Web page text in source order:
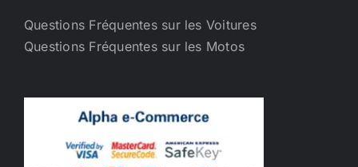
Questions Fréquentes sur les Voitures
Questions Fréquentes sur les Motos